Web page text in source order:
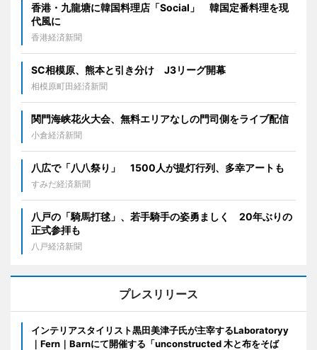
香港・九龍塘に韓国料理店「Social」 韓国定番料理を現
代風に
香港経済新聞
SC相模原、熊本と引き分け J3リーグ開幕
相模原町田経済新聞
関門海峡花火大会、無料エリアなしの門司側をライブ配信
小倉経済新聞
八広で「八八祭り」 1500人が提灯行列、多幸アートも
すみだ経済新聞
八戸の「騎馬打毬」、若手騎手の姿勇ましく 20年ぶりの
正式参拝も
八戸経済新聞
プレスリリース
インテリアスタイリスト黒田美津子氏が主宰するLaboratoryy
｜Fern｜Barnにて開催する「unconstructed 木と布をそば